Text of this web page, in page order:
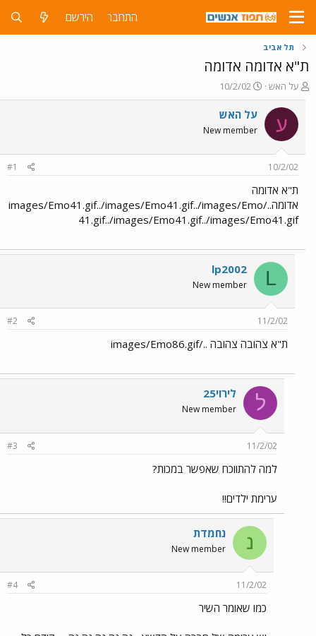
התחבר הירשם
תל אביב
ת"א אדומה אדומה
פ
ו
ת
ח
ה
ש
א
על האש
פ
ו
ר
ם
ך
10/2/02
ע על האש
New member
10/2/02
#1
ת"א אדומה
אדומה../images/Emo41.gif../images/Emo41.gif../images/Emo
41.gif../images/Emo41.gif../images/Emo41.gif
L
lp2002
New member
11/2/02
#2
ת"א צהובה צהובה ../images/Emo86.gif
ל לירוי25
New member
11/2/02
#3
למה להתווכח שאפשר במכות?
ערימת ילדים!!
נ נחמדת
New member
11/2/02
#4
כמו שאומר השיר